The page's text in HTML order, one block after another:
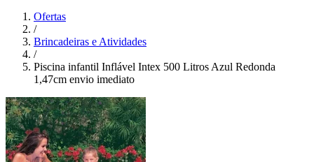
Ofertas
/
Brincadeiras e Atividades
/
Piscina infantil Inflável Intex 500 Litros Azul Redonda
1,47cm envio imediato